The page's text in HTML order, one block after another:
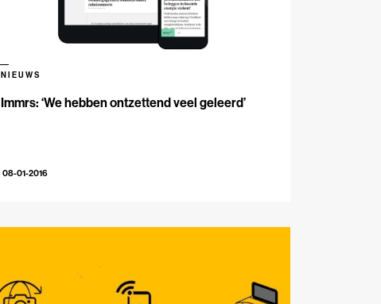
Immrs: ‘We hebben ontzettend veel geleerd’
NIEUWS
08-01-2016